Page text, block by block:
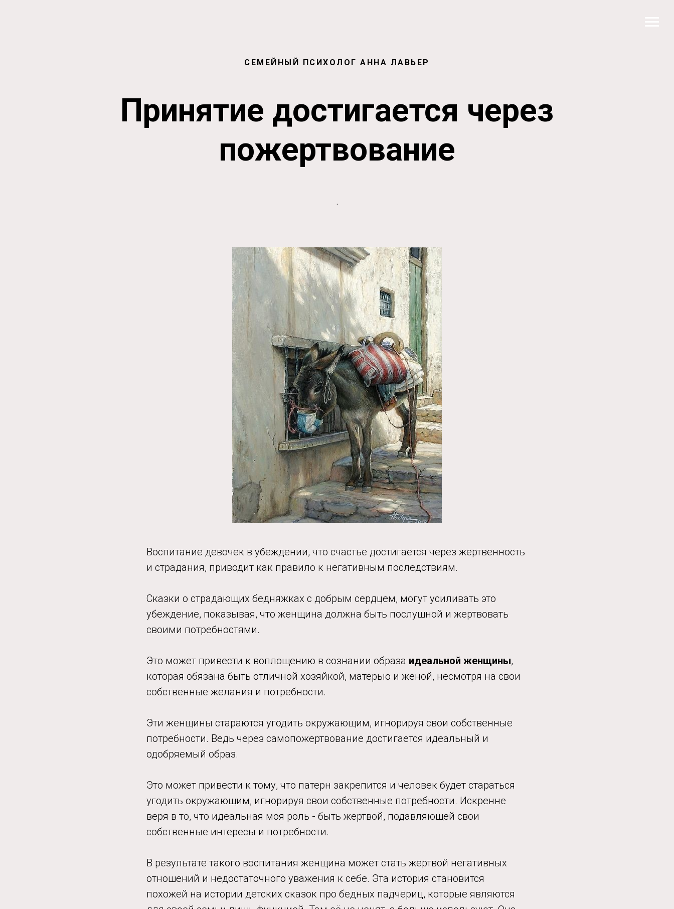
СЕМЕЙНЫЙ ПСИХОЛОГ АННА ЛАВЬЕР
Принятие достигается через
пожертвование
.
Воспитание девочек в убеждении, что счастье достигается через жертвенность
и страдания, приводит как правило к негативным последствиям.
Сказки о страдающих бедняжках с добрым сердцем, могут усиливать это
убеждение, показывая, что женщина должна быть послушной и жертвовать
своими потребностями.
Это может привести к воплощению в сознании образа идеальной женщины,
которая обязана быть отличной хозяйкой, матерью и женой, несмотря на свои
собственные желания и потребности.
Эти женщины стараются угодить окружающим, игнорируя свои собственные
потребности. Ведь через самопожертвование достигается идеальный и
одобряемый образ.
Это может привести к тому, что патерн закрепится и человек будет стараться
угодить окружающим, игнорируя свои собственные потребности. Искренне
веря в то, что идеальная моя роль - быть жертвой, подавляющей свои
собственные интересы и потребности.
В результате такого воспитания женщина может стать жертвой негативных
отношений и недостаточного уважения к себе. Эта история становится
похожей на истории детских сказок про бедных падчериц, которые являются